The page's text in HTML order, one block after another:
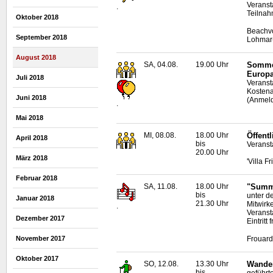
Oktober 2018
September 2018
August 2018
Juli 2018
Juni 2018
Mai 2018
April 2018
März 2018
Februar 2018
Januar 2018
Dezember 2017
November 2017
Oktober 2017
.
.
SA, 04.08. 19.00 Uhr
MI, 08.08.
18.00 Uhr
bis
20.00 Uhr
'Villa
.
SA, 11.08.
18.00 Uhr
bis
21.30 Uhr
unter
Eintritt
SO, 12.08.
13.30 Uhr